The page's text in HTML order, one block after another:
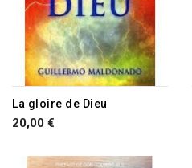
RUPTURE DE STOCK
La gloire de Dieu
20,00 €